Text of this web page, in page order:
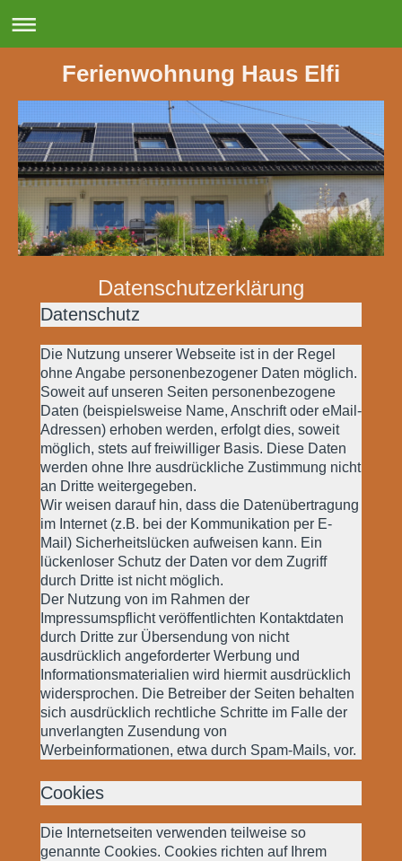
Ferienwohnung Haus Elfi
Datenschutzerklärung
Datenschutz
Die Nutzung unserer Webseite ist in der Regel
ohne Angabe personenbezogener Daten möglich.
Soweit auf unseren Seiten personenbezogene
Daten (beispielsweise Name, Anschrift oder eMail-
Adressen) erhoben werden, erfolgt dies, soweit
möglich, stets auf freiwilliger Basis. Diese Daten
werden ohne Ihre ausdrückliche Zustimmung nicht
an Dritte weitergegeben.
Wir weisen darauf hin, dass die Datenübertragung
im Internet (z.B. bei der Kommunikation per E-
Mail) Sicherheitslücken aufweisen kann. Ein
lückenloser Schutz der Daten vor dem Zugriff
durch Dritte ist nicht möglich.
Der Nutzung von im Rahmen der
Impressumspflicht veröffentlichten Kontaktdaten
durch Dritte zur Übersendung von nicht
ausdrücklich angeforderter Werbung und
Informationsmaterialien wird hiermit ausdrücklich
widersprochen. Die Betreiber der Seiten behalten
sich ausdrücklich rechtliche Schritte im Falle der
unverlangten Zusendung von
Werbeinformationen, etwa durch Spam-Mails, vor.
Cookies
Die Internetseiten verwenden teilweise so
genannte Cookies. Cookies richten auf Ihrem